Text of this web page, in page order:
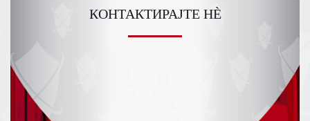
КОНТАКТИРАЈТЕ НÈ